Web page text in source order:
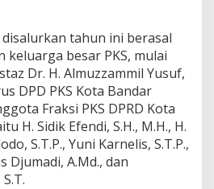
d
a
n
1
8
K
a
m
b
i
tahun ini berasal
keluarga besar PKS, mulai
Dr. H. Almuzzammil Yusuf,
DPD PKS Kota Bandar
Fraksi PKS DPRD Kota
H. Sidik Efendi, S.H., M.H., H.
S.T.P., Yuni Karnelis, S.T.P.,
Djumadi, A.Md., dan